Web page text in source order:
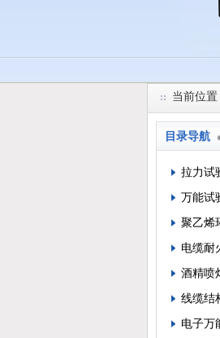
当前位置
目录导航
拉力试
万能试
聚乙烯
电缆耐
酒精喷
线缆结
电子万